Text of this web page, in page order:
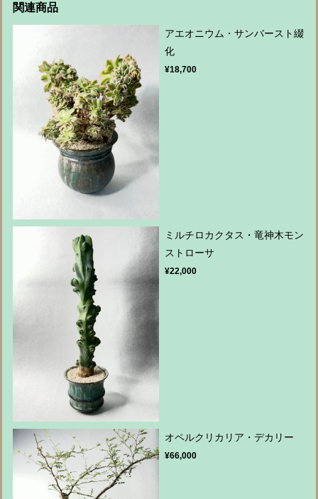
関連商品
アエオニウム・サンバースト綴
化
¥18,700
ミルチロカクタス・竜神木モン
ストローサ
¥22,000
オペルクリカリア・デカリー
¥66,000